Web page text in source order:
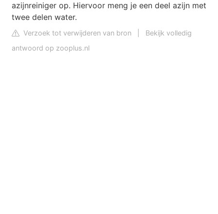
azijnreiniger op. Hiervoor meng je een deel azijn met
twee delen water.
Verzoek tot verwijderen van bron
Bekijk volledig
antwoord op zooplus.nl